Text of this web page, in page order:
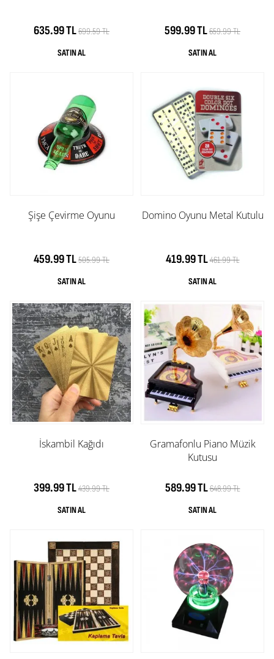
635.99 TL699.59 TL 599.99 TL659.99 TL
Şişe Çevirme Oyunu
459.99 TL505.99 TL
Domino Oyunu Metal Kutulu
419.99 TL461.99 TL
İskambil Kağıdı
399.99 TL439.99 TL
Gramafonlu Piano Müzik
Kutusu
589.99 TL648.99 TL